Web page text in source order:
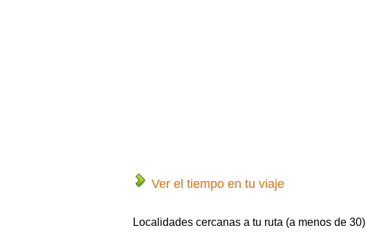
Ver el tiempo en tu viaje
Localidades cercanas a tu ruta (a menos de 30)